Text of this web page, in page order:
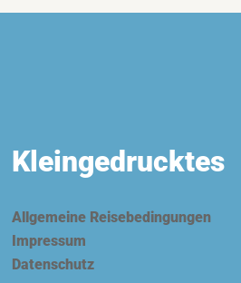
Kleingedrucktes
Allgemeine Reisebedingungen
Impressum
Datenschutz